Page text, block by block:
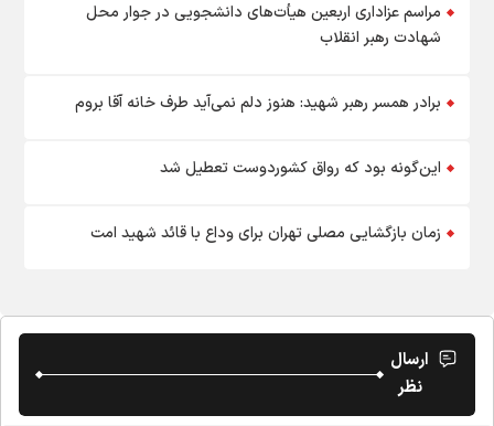
مراسم عزاداری اربعین هیأت‌های دانشجویی در جوار محل
شهادت رهبر انقلاب
برادر همسر رهبر شهید: هنوز دلم نمی‌آید طرف خانه آقا بروم
این‌گونه بود که رواق کشوردوست تعطیل شد
زمان بازگشایی مصلی تهران برای وداع با قائد شهید امت
ارسال
نظر